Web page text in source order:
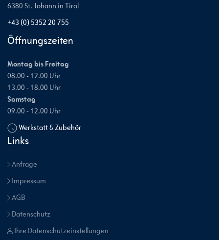
6380 St. Johann in Tirol
+43 (0) 5352 20 755
Öffnungszeiten
Montag bis Freitag
08.00 - 12.00 Uhr
13.00 - 18.00 Uhr
Samstag
09.00 - 12.00 Uhr
Werkstatt & Zubehör
Links
Anfrage
Impressum
AGB
Datenschutz
Ihre Datenschutzeinstellungen